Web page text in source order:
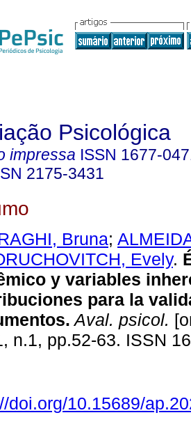
Psicológica
impressa ISSN 1677-
2175-3431
Bruna;
Evely.
y variables
para la
. Aval. psicol.
n.1, pp.52-63. ISSN
doi.org/10.15689/